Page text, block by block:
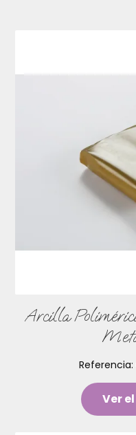
Arcilla
Referencia:
Ver